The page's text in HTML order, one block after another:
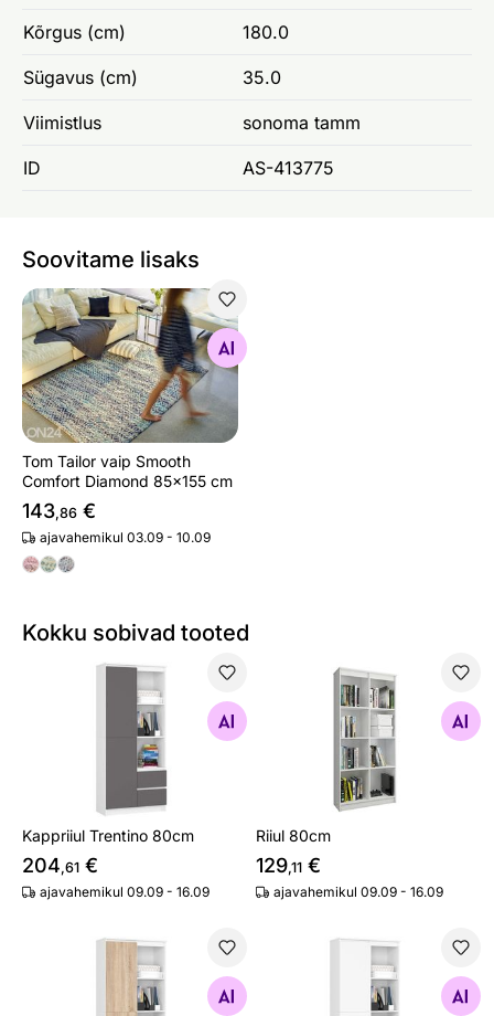
Kõrgus (cm) 180.0
Sügavus (cm) 35.0
Viimistlus sonoma tamm
ID AS-413775
Soovitame lisaks
Tom Tailor vaip Smooth Comfort Diamond 85x155 cm
Otsi sarnaseid
Tom Tailor vaip Smooth
Comfort Diamond 85x155 cm
143,86 €
ajavahemikul 03.09 - 10.09
Kokku sobivad tooted
Kappriiul Trentino 80cm
Otsi sarnaseid
Kappriiul Trentino 80cm
204,61 €
ajavahemikul 09.09 - 16.09
Riiul 80cm
Otsi sarnaseid
Riiul 80cm
129,11 €
ajavahemikul 09.09 - 16.09
Kappriiul Trentino 80cm
Otsi sarnaseid
Kappriiul Trentino 80cm
Otsi sarnaseid